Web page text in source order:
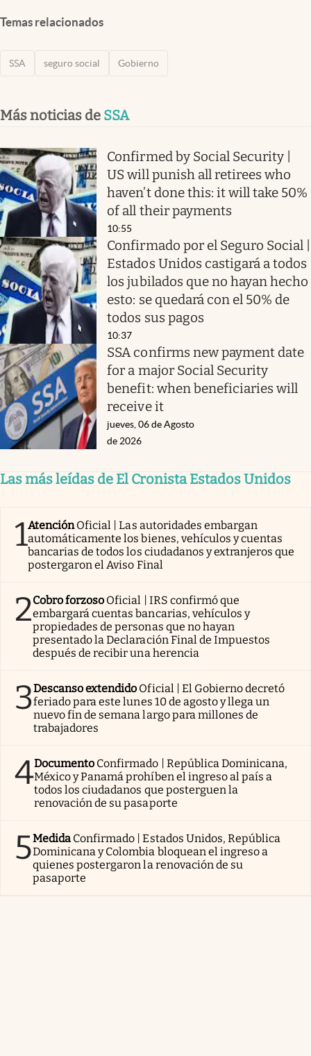
Temas relacionados
SSA seguro social Gobierno
Más noticias de SSA
Confirmed by Social Security |
US will punish all retirees who
haven’t done this: it will take 50%
of all their payments
10:55
Confirmado por el Seguro Social |
Estados Unidos castigará a todos
los jubilados que no hayan hecho
esto: se quedará con el 50% de
todos sus pagos
10:37
SSA confirms new payment date
for a major Social Security
benefit: when beneficiaries will
receive it
jueves, 06 de Agosto
de 2026
Las más leídas de El Cronista Estados Unidos
1AtenciónOficial | Las autoridades embargan
automáticamente los bienes, vehículos y cuentas
bancarias de todos los ciudadanos y extranjeros que
postergaron el Aviso Final
2Cobro forzoso Oficial | IRS confirmó que
embargará cuentas bancarias, vehículos y
propiedades de personas que no hayan
presentado la Declaración Final de Impuestos
después de recibir una herencia
3Descanso extendido Oficial | El Gobierno decretó
feriado para este lunes 10 de agosto y llega un
nuevo fin de semana largo para millones de
trabajadores
4Documento Confirmado | República Dominicana,
México y Panamá prohíben el ingreso al país a
todos los ciudadanos que posterguen la
renovación de su pasaporte
5Medida Confirmado | Estados Unidos, República
Dominicana y Colombia bloquean el ingreso a
quienes postergaron la renovación de su
pasaporte